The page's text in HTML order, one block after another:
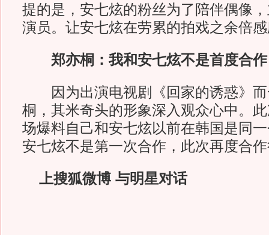
提的是，安七炫的粉丝为了陪伴偶像
演员。让安七炫在劳累的拍戏之余倍
郑亦桐：我和安七炫不是首度合作
因为出演电视剧《回家的诱惑》而
桐，其米奇头的形象深入观众心中。
场爆料自己和安七炫以前在韩国是同
安七炫不是第一次合作，此次再度合
上搜狐微博 与明星对话